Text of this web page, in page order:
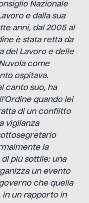
Nazionale
e dalla sua
anni, dal 2005 al
è stata retta da
del Lavoro e delle
come
ospitava.
canto suo, ha
quando lei
di un conflitto
vigilanza
la
più sottile: una
un evento
che quella
in un rapporto in